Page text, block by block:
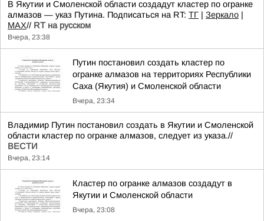
В Якутии и Смоленской области создадут кластер по огранке
алмазов — указ Путина. Подписаться на RT: ТГ | Зеркало |
MAX// RT на русском
Вчера, 23:38
Путин постановил создать кластер по
огранке алмазов на территориях Республики
Саха (Якутия) и Смоленской области
Вчера, 23:34
Владимир Путин постановил создать в Якутии и Смоленской
области кластер по огранке алмазов, следует из указа.//
ВЕСТИ
Вчера, 23:14
Кластер по огранке алмазов создадут в
Якутии и Смоленской области
Вчера, 23:08